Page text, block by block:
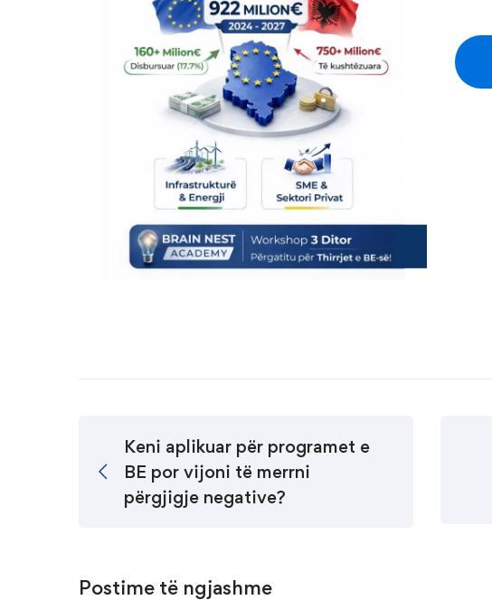
Keni aplikuar për programet e
BE por vijoni të merrni
përgjigje negative?
Postime të ngjashme